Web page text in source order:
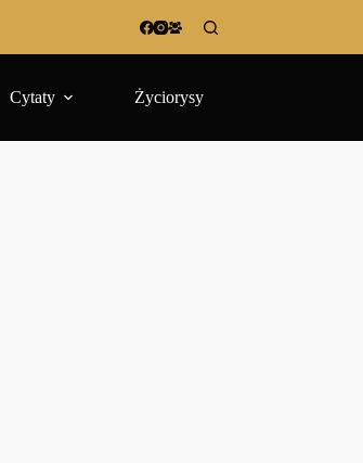
Cytaty Życiorysy